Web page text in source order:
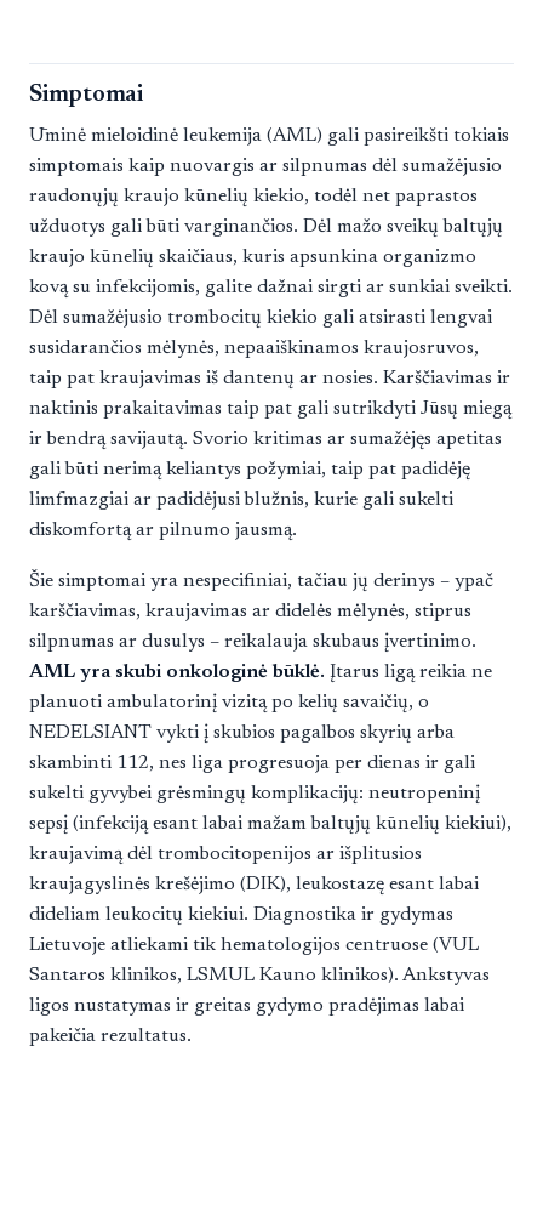
Simptomai
Ūminė mieloidinė leukemija (AML) gali pasireikšti tokiais
simptomais kaip nuovargis ar silpnumas dėl sumažėjusio
raudonųjų kraujo kūnelių kiekio, todėl net paprastos
užduotys gali būti varginančios. Dėl mažo sveikų baltųjų
kraujo kūnelių skaičiaus, kuris apsunkina organizmo
kovą su infekcijomis, galite dažnai sirgti ar sunkiai sveikti.
Dėl sumažėjusio trombocitų kiekio gali atsirasti lengvai
susidarančios mėlynės, nepaaiškinamos kraujosruvos,
taip pat kraujavimas iš dantenų ar nosies. Karščiavimas ir
naktinis prakaitavimas taip pat gali sutrikdyti Jūsų miegą
ir bendrą savijautą. Svorio kritimas ar sumažėjęs apetitas
gali būti nerimą keliantys požymiai, taip pat padidėję
limfmazgiai ar padidėjusi blužnis, kurie gali sukelti
diskomfortą ar pilnumo jausmą.
Šie simptomai yra nespecifiniai, tačiau jų derinys – ypač
karščiavimas, kraujavimas ar didelės mėlynės, stiprus
silpnumas ar dusulys – reikalauja skubaus įvertinimo.
AML yra skubi onkologinė būklė. Įtarus ligą reikia ne
planuoti ambulatorinį vizitą po kelių savaičių, o
NEDELSIANT vykti į skubios pagalbos skyrių arba
skambinti 112, nes liga progresuoja per dienas ir gali
sukelti gyvybei grėsmingų komplikacijų: neutropeninį
sepsį (infekciją esant labai mažam baltųjų kūnelių kiekiui),
kraujavimą dėl trombocitopenijos ar išplitusios
kraujagyslinės krešėjimo (DIK), leukostazę esant labai
dideliam leukocitų kiekiui. Diagnostika ir gydymas
Lietuvoje atliekami tik hematologijos centruose (VUL
Santaros klinikos, LSMUL Kauno klinikos). Ankstyvas
ligos nustatymas ir greitas gydymo pradėjimas labai
pakeičia rezultatus.